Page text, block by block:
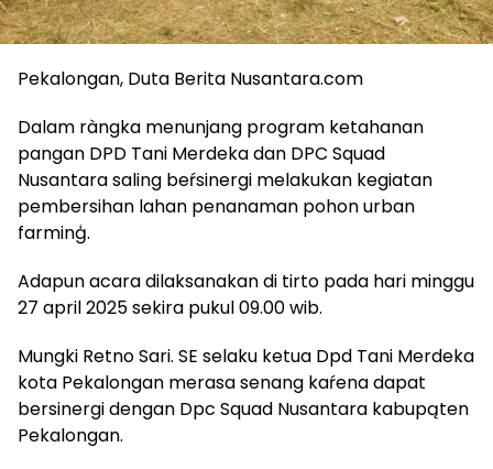
Pekalongan, Duta Berita Nusantara.com
Dalam ràngka menunjang program ketahanan
pangan DPD Tani Merdeka dan DPC Squad
Nusantara saling beŕsinergi melakukan kegiatan
pembersihan lahan penanaman pohon urban
farminģ.
Adapun acara dilaksanakan di tirto pada hari minggu
27 april 2025 sekira pukul 09.00 wib.
Mungki Retno Sari. SE selaku ketua Dpd Tani Merdeka
kota Pekalongan merasa senang kaŕena dapat
bersinergi dengan Dpc Squad Nusantara kabupąten
Pekalongan.